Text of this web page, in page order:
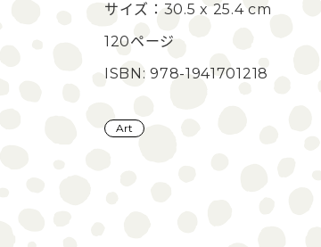
サイズ：30.5 x 25.4 cm
120ページ
ISBN: 978-1941701218
Art